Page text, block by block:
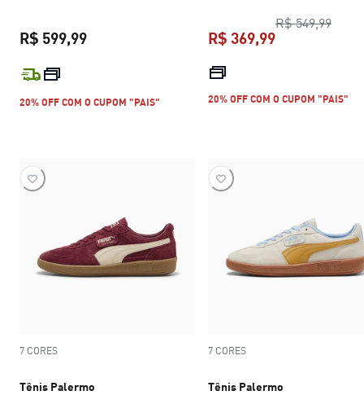
R$ 599,99
preço atual R$ 599,99
20% OFF COM O CUPOM "PAIS"
R$ 549,99
R$ 369,99
20% OFF COM O CUPOM "PAIS"
7 CORES
Tênis Palermo
7 CORES
Tênis Palermo